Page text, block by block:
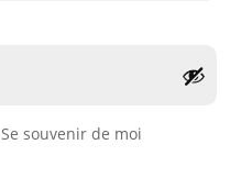
Se souvenir de moi